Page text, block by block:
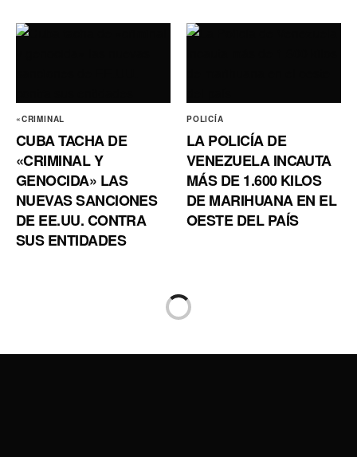
«CRIMINAL
CUBA TACHA DE
«CRIMINAL Y
GENOCIDA» LAS
NUEVAS SANCIONES
DE EE.UU. CONTRA
SUS ENTIDADES
POLICÍA
LA POLICÍA DE
VENEZUELA INCAUTA
MÁS DE 1.600 KILOS
DE MARIHUANA EN EL
OESTE DEL PAÍS